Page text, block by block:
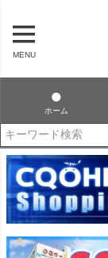
MENU
ホーム